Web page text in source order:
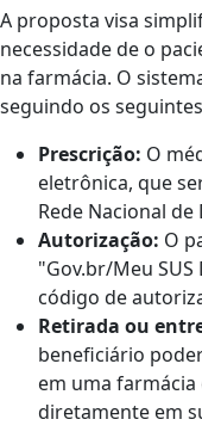
A proposta visa
necessidade de o
na farmácia. O
seguindo os
Prescrição: O
eletrônica, que
Rede Nacional de
Autorização: O
"Gov.br/Meu
código de
Retirada ou
beneficiário
em uma
diretamente em